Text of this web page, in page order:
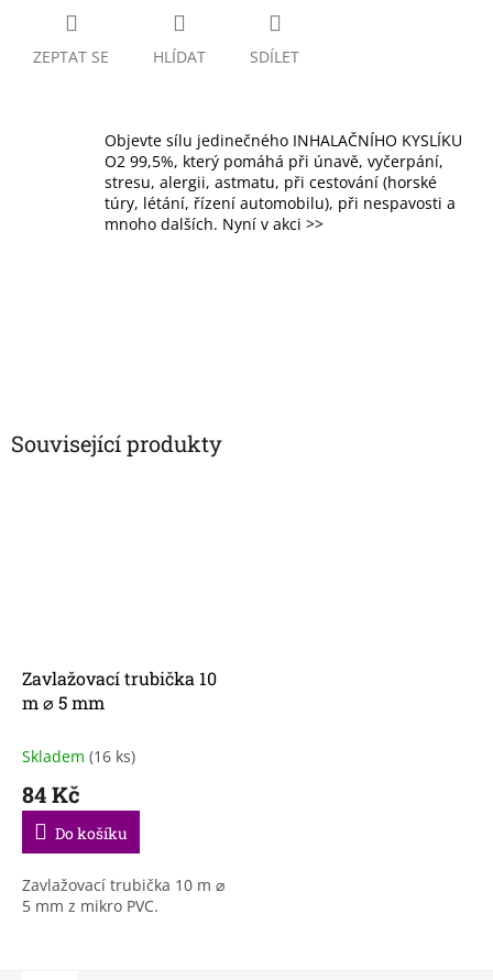
ZEPTAT SE HLÍDAT SDÍLET
Objevte sílu jedinečného INHALAČNÍHO KYSLÍKU
O2 99,5%, který pomáhá při únavě, vyčerpání,
stresu, alergii, astmatu, při cestování (horské
túry, létání, řízení automobilu), při nespavosti a
mnoho dalších. Nyní v akci >>
Související produkty
Zavlažovací trubička 10
m ⌀ 5 mm
Skladem (16 ks)
84 Kč
Do košíku
Zavlažovací trubička 10 m ⌀
5 mm z mikro PVC.